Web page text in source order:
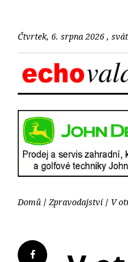
Čtvrtek, 6. srpna 2026 ,
Domů Zpravodajství V